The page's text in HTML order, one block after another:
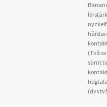
(Två
samt
(dvs